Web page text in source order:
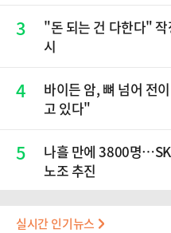
3
"돈 되는 건 다한다"
시
4
바이든 암, 뼈 넘어 전
고 있다"
5
나흘 만에 3800명
노조 추진
실시간 인기뉴스